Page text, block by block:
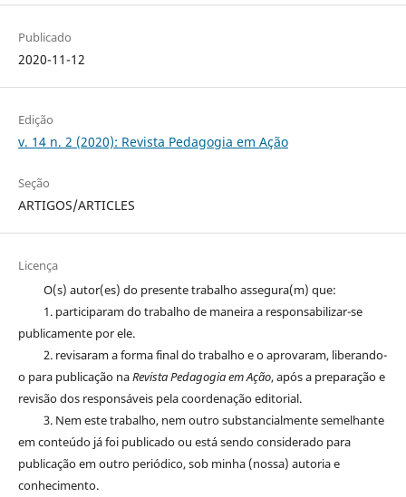
Publicado
2020-11-12
Edição
v. 14 n. 2 (2020): Revista Pedagogia em Ação
Seção
ARTIGOS/ARTICLES
Licença
O(s) autor(es) do presente trabalho assegura(m) que:
1. participaram do trabalho de maneira a responsabilizar-se
publicamente por ele.
2. revisaram a forma final do trabalho e o aprovaram, liberando-
o para publicação naRevista Pedagogia em Ação, após a preparação e
revisão dos responsáveis pela coordenação editorial.
3. Nem este trabalho, nem outro substancialmente semelhante
em conteúdo já foi publicado ou está sendo considerado para
publicação em outro periódico, sob minha (nossa) autoria e
conhecimento.